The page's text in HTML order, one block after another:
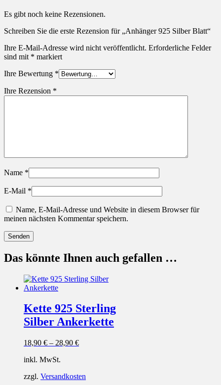
Es gibt noch keine Rezensionen.
Schreiben Sie die erste Rezension für „Anhänger 925 Silber Blatt“
Ihre E-Mail-Adresse wird nicht veröffentlicht. Erforderliche Felder
sind mit * markiert
Ihre Bewertung *
Ihre Rezension *
Name *
E-Mail *
Name, E-Mail-Adresse und Website in diesem Browser für
meinen nächsten Kommentar speichern.
Das könnte Ihnen auch gefallen …
Kette 925 Sterling
Silber Ankerkette
18,90 € – 28,90 €
inkl. MwSt.
zzgl. Versandkosten